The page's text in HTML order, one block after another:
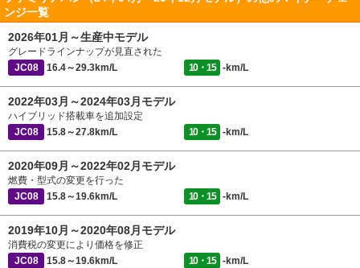
ンジ一覧
2026年01月～生産中モデル
グレードラインナップが見直された
JC08
16.4～29.3km/L 10・15 -km/L
2022年03月～2024年03月モデル
ハイブリッド搭載車を追加設定
JC08
15.8～27.8km/L 10・15 -km/L
2020年09月～2022年02月モデル
燃費・型式の変更を行った
JC08
15.8～19.6km/L 10・15 -km/L
2019年10月～2020年08月モデル
消費税の変更により価格を修正
JC08
15.8～19.6km/L 10・15 -km/L